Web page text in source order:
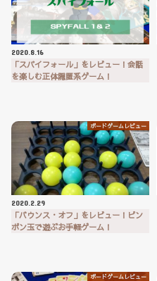
2020.8.16
「スパイフォール」をレビュー！会話
を楽しむ正体隠匿系ゲーム！
ボードゲームレビュー
2020.2.29
「バウンス・オフ」をレビュー！ピン
ポン玉で遊ぶお手軽ゲーム！
ボードゲームレビュー